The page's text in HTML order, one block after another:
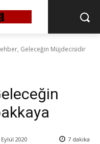
Geleceğin Müjdecisidir
Eylül 2020 7 dakika